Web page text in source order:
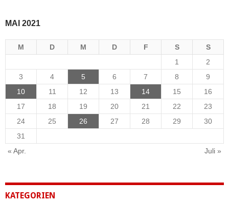
MAI 2021
M D M D F S
S
1
2
3
4 5 6 7 8
9
10
11 12 13 14 15
16
17
18 19 20 21 22
23
24
25 26 27 28 29
30
31
« Apr.
Juli »
KATEGORIEN